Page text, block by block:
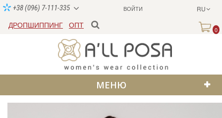
ВОЙТИ RU
+38 (096) 7-111-335
ДРОПШИППИНГ ОПТ
0
МЕНЮ